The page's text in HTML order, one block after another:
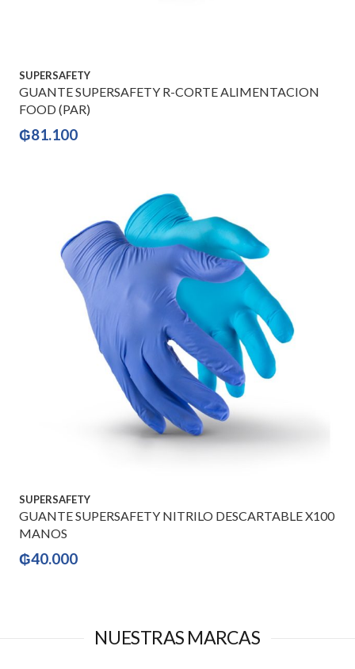
SUPERSAFETY
GUANTE SUPERSAFETY R-CORTE ALIMENTACION
FOOD (PAR)
₲81.100
SUPERSAFETY
GUANTE SUPERSAFETY NITRILO DESCARTABLE X100
MANOS
₲40.000
NUESTRAS MARCAS